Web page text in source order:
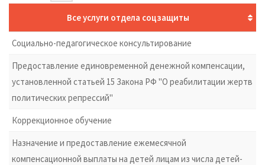
Все услуги отдела соцзащиты
Социально-педагогическое консультирование
Предоставление единовременной денежной компенсации,
установленной статьей 15 Закона РФ "О реабилитации жертв
политических репрессий"
Коррекционное обучение
Назначение и предоставление ежемесячной
компенсационной выплаты на детей лицам из числа детей-